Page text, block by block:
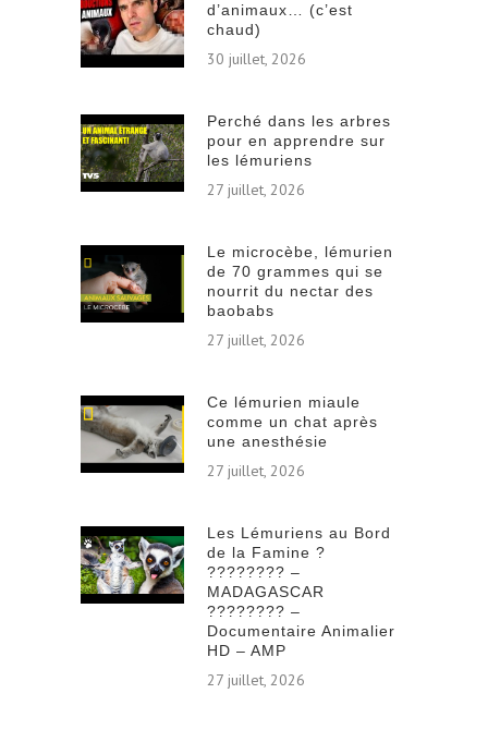
d’animaux… (c’est
chaud)
30 juillet, 2026
Perché dans les arbres
pour en apprendre sur
les lémuriens
27 juillet, 2026
Le microcèbe, lémurien
de 70 grammes qui se
nourrit du nectar des
baobabs
27 juillet, 2026
Ce lémurien miaule
comme un chat après
une anesthésie
27 juillet, 2026
Les Lémuriens au Bord
de la Famine ?
???????? –
MADAGASCAR
???????? –
Documentaire Animalier
HD – AMP
27 juillet, 2026